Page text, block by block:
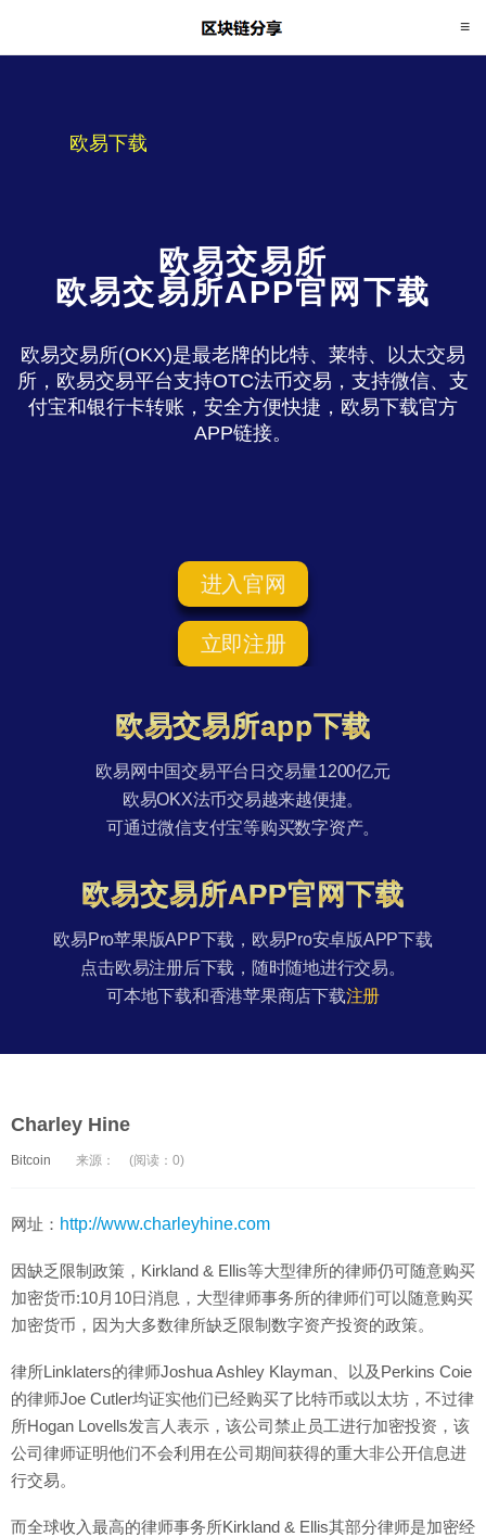
欧易下载
欧易交易所
欧易交易所APP官网下载
欧易交易所(OKX)是最老牌的比特、莱特、以太交易
所，欧易交易平台支持OTC法币交易，支持微信、支
付宝和银行卡转账，安全方便快捷，欧易下载官方
APP链接。
进入官网
立即注册
欧易交易所app下载
欧易网中国交易平台日交易量1200亿元
欧易OKX法币交易越来越便捷。
可通过微信支付宝等购买数字资产。
欧易交易所APP官网下载
欧易Pro苹果版APP下载，欧易Pro安卓版APP下载
点击欧易注册后下载，随时随地进行交易。
可本地下载和香港苹果商店下载注册
Charley Hine
Bitcoin 来源： (阅读：0)
网址： http://www.charleyhine.com
因缺乏限制政策，Kirkland & Ellis等大型律所的律师仍可随意购买
加密货币:10月10日消息，大型律师事务所的律师们可以随意购买
加密货币，因为大多数律所缺乏限制数字资产投资的政策。
律所Linklaters的律师Joshua Ashley Klayman、以及Perkins Coie
的律师Joe Cutler均证实他们已经购买了比特币或以太坊，不过律
所Hogan Lovells发言人表示，该公司禁止员工进行加密投资，该
公司律师证明他们不会利用在公司期间获得的重大非公开信息进
行交易。
而全球收入最高的律师事务所Kirkland & Ellis其部分律师是加密经